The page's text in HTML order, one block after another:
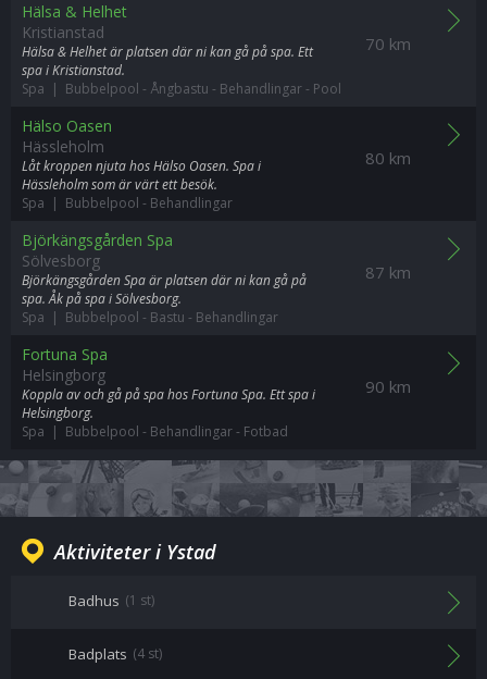
70 km
Hälsa & Helhet
Kristianstad
Hälsa & Helhet är platsen där ni kan gå på spa. Ett
spa i Kristianstad.
Spa | Bubbelpool - Ångbastu - Behandlingar- Pool
80 km
Hälso Oasen
Hässleholm
Låt kroppen njuta hos Hälso Oasen. Spa i
Hässleholm som är värt ett besök.
Spa | Bubbelpool - Behandlingar
87 km
Björkängsgården Spa
Sölvesborg
Björkängsgården Spa är platsen där ni kan gå på
spa. Åk på spa i Sölvesborg.
Spa | Bubbelpool - Bastu - Behandlingar
90 km
Fortuna Spa
Helsingborg
Koppla av och gå på spa hos Fortuna Spa. Ett spa i
Helsingborg.
Spa | Bubbelpool - Behandlingar- Fotbad
Aktiviteter i Ystad
Badhus (1 st)
Badplats (4 st)